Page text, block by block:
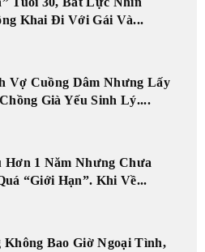
Khai Đi Với Gái Và...
Vợ Cuồng Dâm Nhưng Lấy
Già Yếu Sinh Lý....
Hơn 1 Năm Nhưng Chưa
“Giới Hạn”. Khi Về...
Không Bao Giờ Ngoại Tình,